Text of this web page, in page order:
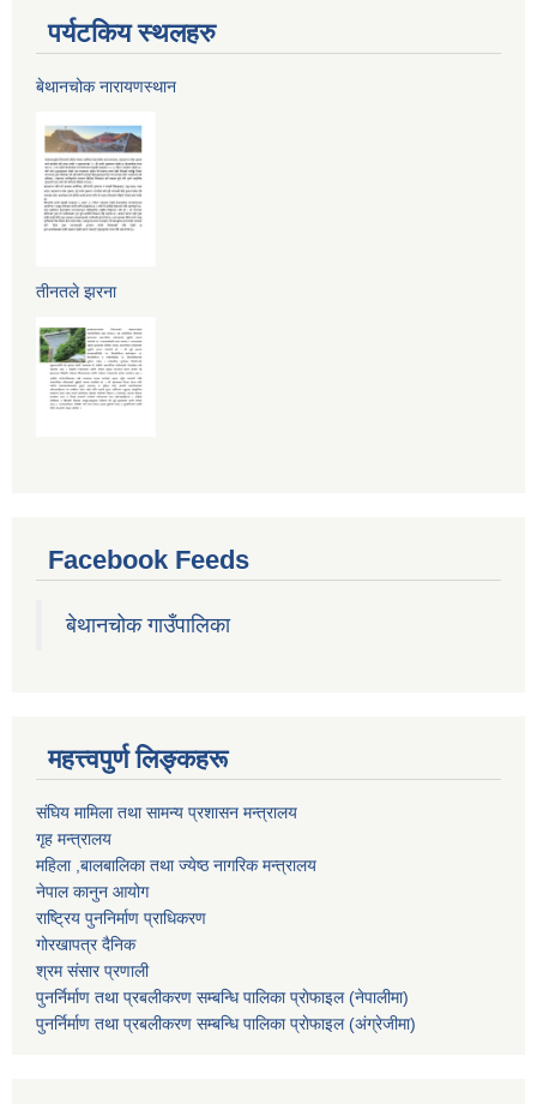
पर्यटकिय स्थलहरु
बेथानचोक नारायणस्थान
तीनतले झरना
Facebook Feeds
बेथानचोक गाउँपालिका
महत्त्वपुर्ण लिङ्कहरू
संघिय मामिला तथा सामन्य प्रशासन मन्त्रालय
गृह मन्त्रालय
महिला ,बालबालिका तथा ज्येष्ठ नागरिक मन्त्रालय
नेपाल कानुन आयोग
राष्ट्रिय पुननिर्माण प्राधिकरण
गोरखापत्र दैनिक
श्रम संसार प्रणाली
पुनर्निर्माण तथा प्रबलीकरण सम्बन्धि पालिका प्राेफाइल (नेपालीमा)
पुनर्निर्माण तथा प्रबलीकरण सम्बन्धि पालिका प्राेफाइल(अंग्रेजीमा)